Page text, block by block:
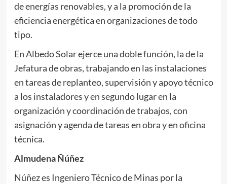
de energías renovables, y a la promoción de la
eficiencia energética en organizaciones de todo
tipo.
En Albedo Solar ejerce una doble función, la de la
Jefatura de obras, trabajando en las instalaciones
en tareas de replanteo, supervisión y apoyo técnico
a los instaladores y en segundo lugar en la
organización y coordinación de trabajos, con
asignación y agenda de tareas en obra y en oficina
técnica.
Almudena Ñúñez
Núñez es Ingeniero Técnico de Minas por la